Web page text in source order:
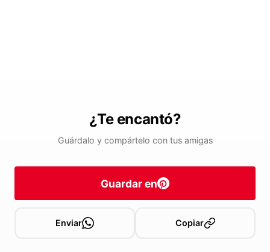
¿Te encantó?
Guárdalo y compártelo con tus amigas
Guardar en
Enviar Copiar